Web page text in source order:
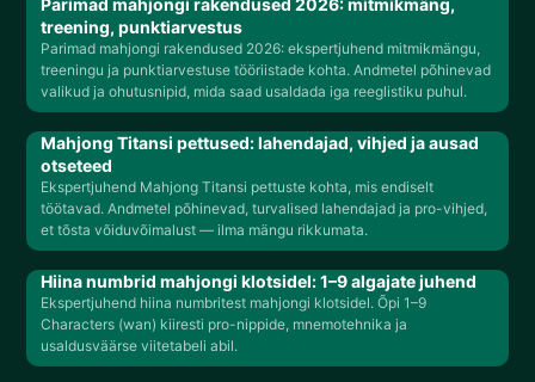
Parimad mahjongi rakendused 2026: mitmikmäng,
treening, punktiarvestus
Parimad mahjongi rakendused 2026: ekspertjuhend mitmikmängu,
treeningu ja punktiarvestuse tööriistade kohta. Andmetel põhinevad
valikud ja ohutusnipid, mida saad usaldada iga reeglistiku puhul.
Mahjong Titansi pettused: lahendajad, vihjed ja ausad
otseteed
Ekspertjuhend Mahjong Titansi pettuste kohta, mis endiselt
töötavad. Andmetel põhinevad, turvalised lahendajad ja pro-vihjed,
et tõsta võiduvõimalust — ilma mängu rikkumata.
Hiina numbrid mahjongi klotsidel: 1–9 algajate juhend
Ekspertjuhend hiina numbritest mahjongi klotsidel. Õpi 1–9
Characters (wan) kiiresti pro-nippide, mnemotehnika ja
usaldusväärse viitetabeli abil.